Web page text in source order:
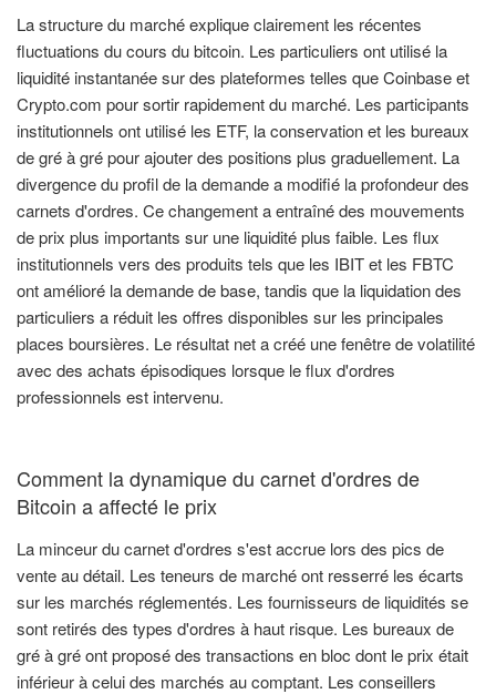
La structure du marché explique clairement les récentes
fluctuations du cours du bitcoin. Les particuliers ont utilisé la
liquidité instantanée sur des plateformes telles que Coinbase et
Crypto.com pour sortir rapidement du marché. Les participants
institutionnels ont utilisé les ETF, la conservation et les bureaux
de gré à gré pour ajouter des positions plus graduellement. La
divergence du profil de la demande a modifié la profondeur des
carnets d'ordres. Ce changement a entraîné des mouvements
de prix plus importants sur une liquidité plus faible. Les flux
institutionnels vers des produits tels que les IBIT et les FBTC
ont amélioré la demande de base, tandis que la liquidation des
particuliers a réduit les offres disponibles sur les principales
places boursières. Le résultat net a créé une fenêtre de volatilité
avec des achats épisodiques lorsque le flux d'ordres
professionnels est intervenu.
Comment la dynamique du carnet d'ordres de
Bitcoin a affecté le prix
La minceur du carnet d'ordres s'est accrue lors des pics de
vente au détail. Les teneurs de marché ont resserré les écarts
sur les marchés réglementés. Les fournisseurs de liquidités se
sont retirés des types d'ordres à haut risque. Les bureaux de
gré à gré ont proposé des transactions en bloc dont le prix était
inférieur à celui des marchés au comptant. Les conseillers